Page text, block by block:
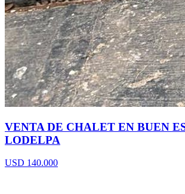
VENTA DE CHALET EN BUEN
LODELPA
USD 140.000